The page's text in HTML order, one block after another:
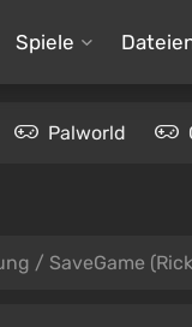
Spiele
Palworld
/ SaveGame